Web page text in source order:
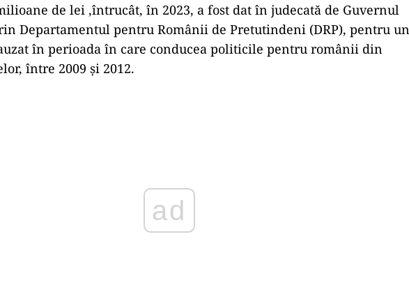
de lei ,întrucât, în 2023, a fost dat în judecată de Guvernul
Departamentul pentru Românii de Pretutindeni (DRP), pentru un
în perioada în care conducea politicile pentru românii din
între 2009 și 2012.
ad